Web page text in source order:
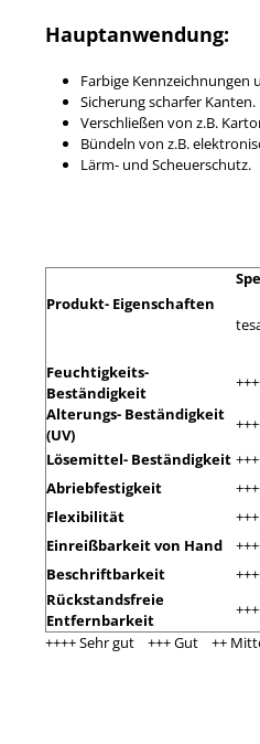
Hauptanwendung:
Farbige Kennzeichnungen
Sicherung scharfer Kanten.
Verschließen von z.B.
Bündeln von z.B.
Lärm- und Scheuerschutz.
Produkt- Eigenschaften
Feuchtigkeits-
Beständigkeit
Alterungs- Beständigkeit
(UV)
Lösemittel- Beständigkeit
Abriebfestigkeit
Flexibilität
+++
Einreißbarkeit von Hand
Beschriftbarkeit
Rückstandsfreie
Entfernbarkeit
++++ Sehr gut +++ Gut ++